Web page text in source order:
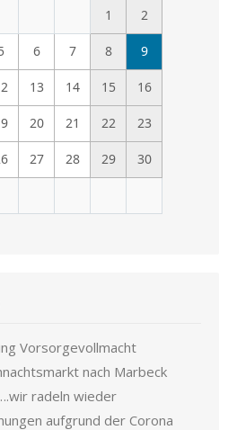
1
2
6 7 8 9
13 14 15 16
20 21 22 23
27 28 29 30
Vorsorgevollmacht
nach Marbeck
radeln wieder
aufgrund der Corona